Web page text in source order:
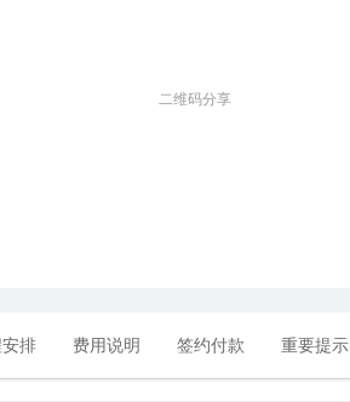
二维码分享
排 费用说明 签约付款 重要提示